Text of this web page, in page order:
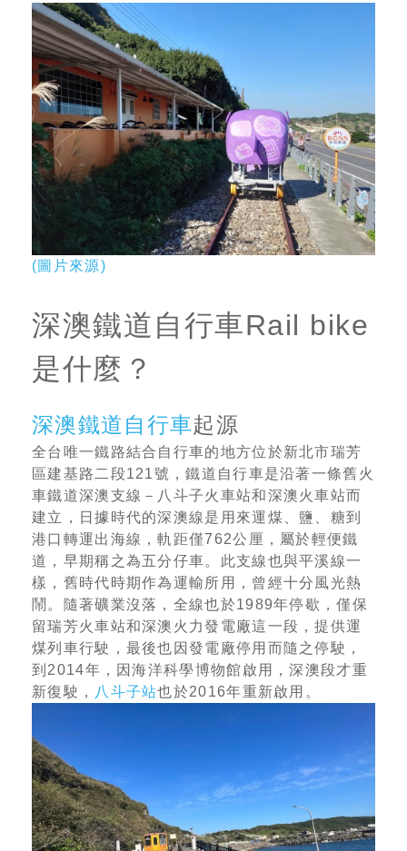
(圖片來源)
深澳鐵道自行車Rail bike
是什麼？
深澳鐵道自行車起源
全台唯一鐵路結合自行車的地方位於新北市瑞芳
區建基路二段121號，鐵道自行車是沿著一條舊火
車鐵道深澳支線－八斗子火車站和深澳火車站而
建立，日據時代的深澳線是用來運煤、鹽、糖到
港口轉運出海線，軌距僅762公厘，屬於輕便鐵
道，早期稱之為五分仔車。此支線也與平溪線一
樣，舊時代時期作為運輸所用，曾經十分風光熱
鬧。隨著礦業沒落，全線也於1989年停歇，僅保
留瑞芳火車站和深澳火力發電廠這一段，提供運
煤列車行駛，最後也因發電廠停用而隨之停駛，
到2014年，因海洋科學博物館啟用，深澳段才重
新復駛， 八斗子站也於2016年重新啟用。